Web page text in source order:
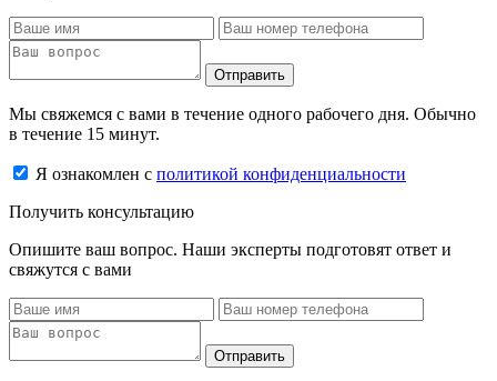
Отправить
Мы свяжемся с вами в течение одного рабочего дня. Обычно
в течение 15 минут.
Я ознакомлен с политикой конфиденциальности
Получить консультацию
Опишите ваш вопрос. Наши эксперты подготовят ответ и
свяжутся с вами
Отправить